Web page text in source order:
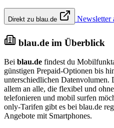
Direkt zu blau.de Newsletter
blau.de im Überblick
Bei blau.de findest du
günstigen Prepaid-Optionen bis
unterschiedlichen Datenvolumen.
allem an alle, die flexibel und
telefonieren und mobil surfen
only-Tarifen gibt es bei blau.de
Angebote mit Smartphones.